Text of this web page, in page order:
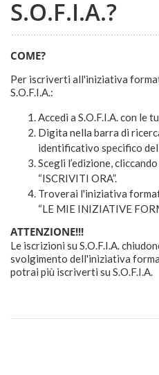
S.O.F.I.A.?
COME?
Per iscriverti all'iniziativa
S.O.F.I.A.:
Accedi a S.O.F.I.A. con le
Digita nella barra di
identificativo specifico
Scegli l’edizione,
“ISCRIVITI ORA”.
Troverai l'iniziativa
“LE MIE INIZIATIVE
ATTENZIONE!!!
Le iscrizioni su S.O.F.I.A.
svolgimento dell'iniziativa
potrai più iscriverti su S.O.F.I.A.